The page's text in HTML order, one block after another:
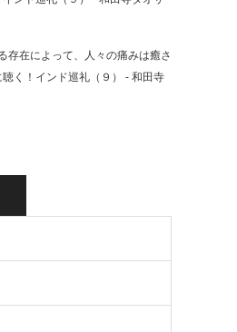
存在によって、人々の痛みは癒さ
聴く！インド巡礼（９） - 和田寺